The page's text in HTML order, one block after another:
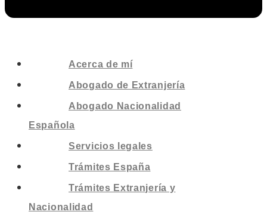
Acerca de mí
Abogado de Extranjería
Abogado Nacionalidad
Española
Servicios legales
Trámites España
Trámites Extranjería y
Nacionalidad